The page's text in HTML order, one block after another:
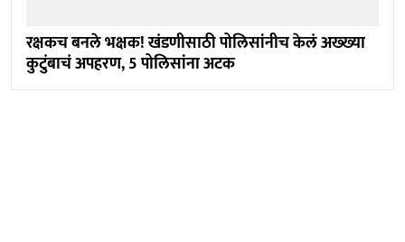
रक्षकच बनले भक्षक! खंडणीसाठी पोलिसांनीच केलं अख्ख्या
कुटुंबाचं अपहरण, 5 पोलिसांना अटक